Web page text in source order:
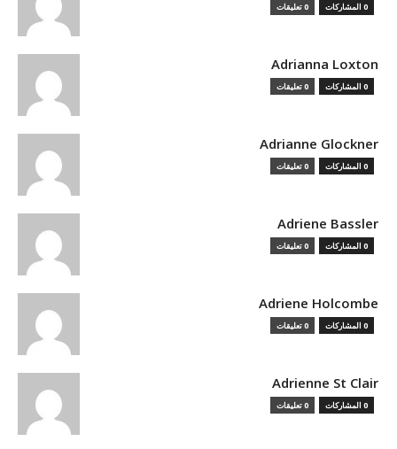
0 المشاركات 0 تعليقات
Adrianna Loxton
0 المشاركات 0 تعليقات
Adrianne Glockner
0 المشاركات 0 تعليقات
Adriene Bassler
0 المشاركات 0 تعليقات
Adriene Holcombe
0 المشاركات 0 تعليقات
Adrienne St Clair
0 المشاركات 0 تعليقات